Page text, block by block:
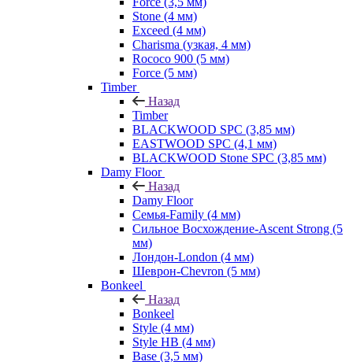
Stone (4 мм)
Exceed (4 мм)
Charisma (узкая, 4 мм)
Rococo 900 (5 мм)
Force (5 мм)
Timber
Назад
Timber
BLACKWOOD SPC (3,85 мм)
EASTWOOD SPC (4,1 мм)
BLACKWOOD Stone SPC (3,85 мм)
Damy Floor
Назад
Damy Floor
Семья-Family (4 мм)
Сильное Восхождение-Ascent Strong (5
мм)
Лондон-London (4 мм)
Шеврон-Chevron (5 мм)
Bonkeel
Назад
Bonkeel
Style (4 мм)
Style HB (4 мм)
Base (3,5 мм)